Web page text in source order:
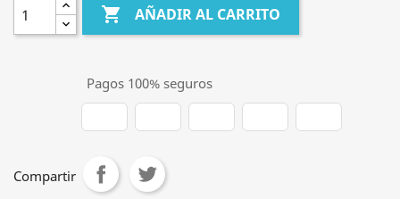
 AÑADIR AL CARRITO
Pagos 100% seguros
Compartir